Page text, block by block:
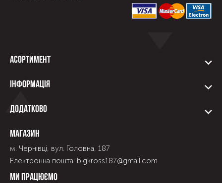
Асортимент
Інформація
Додатково
Магазин
м. Чернівці, вул. Головна, 187
Електронна пошта: bigkross187@gmail.com
Ми працюємо